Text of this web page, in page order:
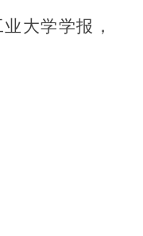
大学学报，